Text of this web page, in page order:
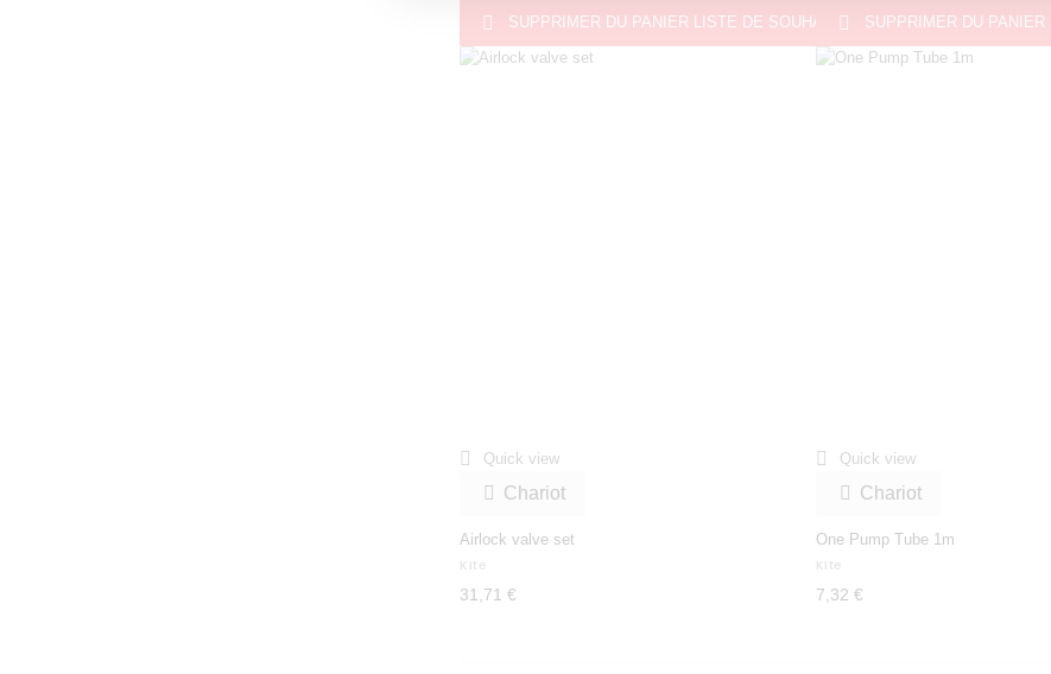
 SUPPRIMER DU PANIER LISTE DE SOUHAITS
 Quick view
 Chariot
Airlock valve set
Kite
31,71 €
 SUPPRIMER DU PANIER
 Quick view
 Chariot
One Pump Tube 1m
Kite
7,32 €